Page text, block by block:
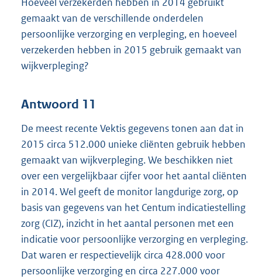
gemaakt van de verschillende onderdelen
persoonlijke verzorging en verpleging, en hoeveel
verzekerden hebben in 2015 gebruik gemaakt van
wijkverpleging?
Antwoord 11
De meest recente Vektis gegevens tonen aan dat in
2015 circa 512.000 unieke cliënten gebruik hebben
gemaakt van wijkverpleging. We beschikken niet
over een vergelijkbaar cijfer voor het aantal cliënten
in 2014. Wel geeft de monitor langdurige zorg, op
basis van gegevens van het Centum indicatiestelling
zorg (CIZ), inzicht in het aantal personen met een
indicatie voor persoonlijke verzorging en verpleging.
Dat waren er respectievelijk circa 428.000 voor
persoonlijke verzorging en circa 227.000 voor